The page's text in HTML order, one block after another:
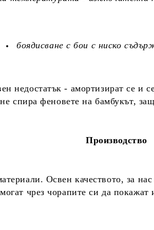
боядисване с бои с ниско
недостатък - амортизират се и
спира феновете на бамбукът,
Производство
Освен качеството, за
чрез чорапите си да покажат